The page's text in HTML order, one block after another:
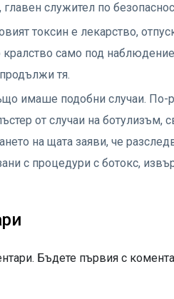
служител по
токсин е лекарство,
само под
тя.
имаше подобни случаи. По-
от случаи на
на щата заяви, че
с процедури с ботокс,
Бъдете първия с